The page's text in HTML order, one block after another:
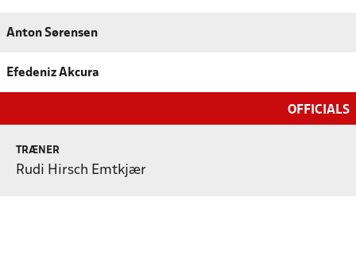
Anton Sørensen
Efedeniz Akcura
OFFICIALS
TRÆNER
Rudi Hirsch Emtkjær